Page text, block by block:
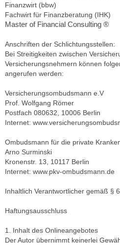
Finanzwirt (bbw)
Fachwirt für Finanzberatung (IHK)
Master of Financial Consulting ®
Anschriften der Schlichtungsstellen:
Bei Streitigkeiten zwischen
Versicherungsnehmern können
angerufen werden:
Versicherungsombudsmann e.V
Prof. Wolfgang Römer
Postfach 080632, 10006 Berlin
Internet:
Ombudsmann für die private
Arno Surminski
Kronenstr. 13, 10117 Berlin
Internet: www.pkv-ombudsmann.de
Inhaltlich Verantwortlicher gemäß §
Haftungsausschluss
1. Inhalt des Onlineangebotes
Der Autor übernimmt keinerlei